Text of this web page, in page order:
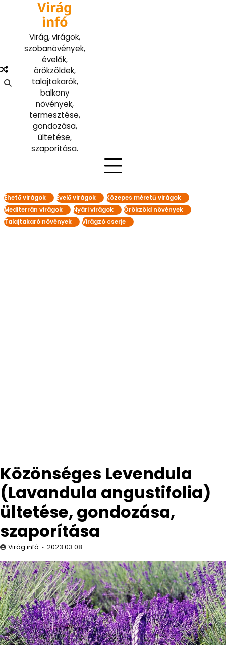
Virág
infó
Virág, virágok,
szobanövények,
évelők,
örökzöldek,
talajtakarók,
balkony
növények,
termesztése,
gondozása,
ültetése,
szaporítása.
Ehető virágok Évelő virágok
Közepes méretű virágok
Mediterrán virágok
Nyári virágok
Örökzöld növények
Talajtakaró növények
Virágzó cserje
Közönséges Levendula
(Lavandula angustifolia)
ültetése, gondozása,
szaporítása
Virág infó 2023.03.08.